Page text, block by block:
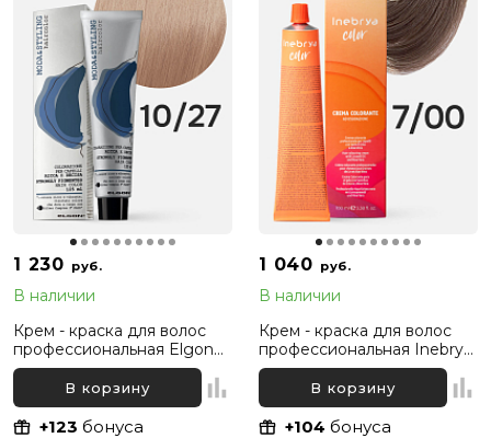
1 230 руб.
В наличии
Крем - краска для волос
профессиональная Elgon
Moda&Styling 10/27
Светлый блонд
Жемчужный, 125 мл
В корзину
+123 бонуса
1 040 руб.
В наличии
Крем - краска для волос
профессиональная Inebrya
Color Professional 7/00
Русый Интенсивный
натуральный, 100 мл
В корзину
+104 бонуса